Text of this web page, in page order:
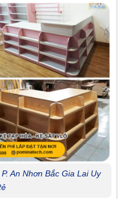
An Nhơn Bắc Gia Lai Uy